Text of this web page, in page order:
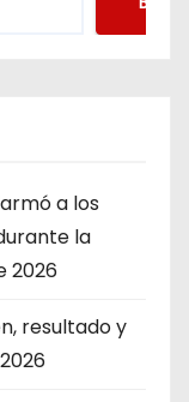
a los
la
2026
resultado y